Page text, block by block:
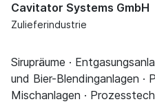
Cavitator Systems GmbH
Zulieferindustrie
Sirupräume ·
und Bier-Blendinganlagen ·
Mischanlagen ·